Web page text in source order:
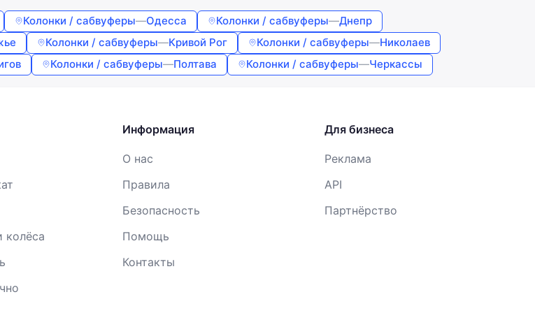
Колонки / сабвуферы—Одесса Колонки / сабвуферы—Днепр
Колонки / сабвуферы—Кривой Рог Колонки / сабвуферы—Николаев
Колонки / сабвуферы—Полтава Колонки / сабвуферы—Черкассы
Информация
О нас
Правила
Безопасность
Помощь
Контакты
Для бизнеса
Реклама
API
Партнёрство
Войти
соглашаетесь с Условиями использования
публичной офертыиПолитикой
конфиденциальности